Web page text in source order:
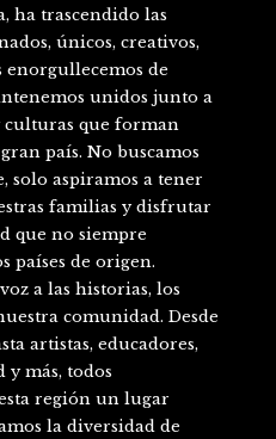
ha trascendido las
únicos, creativos,
enorgullecemos de
unidos junto a
culturas que forman
país. No buscamos
solo aspiramos a tener
familias y disfrutar
que no siempre
países de origen.
a las historias, los
comunidad. Desde
artistas, educadores,
y más, todos
región un lugar
la diversidad de